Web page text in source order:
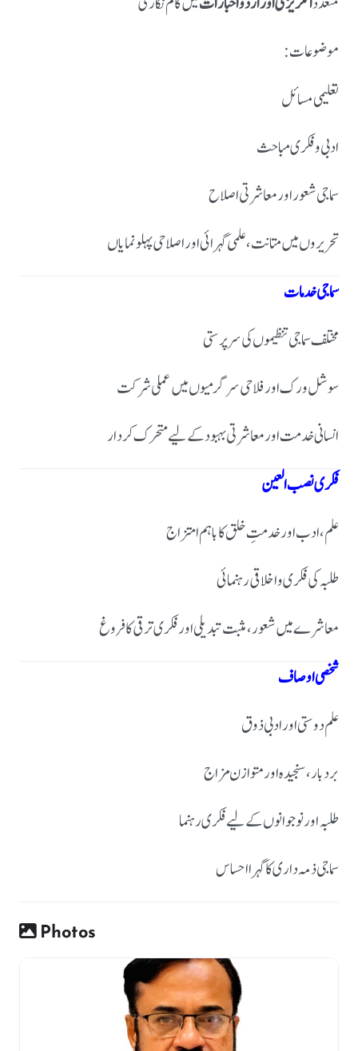
موضوعات:
تعلیمی مسائل
ادبی و فکری مباحث
سماجی شعور اور معاشرتی اصلاح
تحریروں میں متانت، علمی گہرائی اور اصلاحی پہلو نمایاں
سماجی خدمات
مختلف سماجی تنظیموں کی سرپرستی
سوشل ورک اور فلاحی سرگرمیوں میں عملی شرکت
انسانی خدمت اور معاشرتی بہبود کے لیے متحرک کردار
فکری نصب العین
علم، ادب اور خدمتِ خلق کا باہم امتزاج
طلبہ کی فکری و اخلاقی رہنمائی
معاشرے میں شعور، مثبت تبدیلی اور فکری ترقی کا فروغ
شخصی اوصاف
علم دوستی اور ادبی ذوق
بردبار، سنجیدہ اور متوازن مزاج
طلبہ اور نوجوانوں کے لیے فکری رہنما
سماجی ذمہ داری کا گہرا احساس
Photos